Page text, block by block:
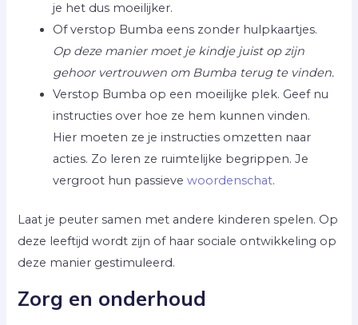
je het dus moeilijker.
Of verstop Bumba eens zonder hulpkaartjes.
Op deze manier moet je kindje juist op zijn
gehoor vertrouwen om Bumba terug te vinden.
Verstop Bumba op een moeilijke plek. Geef nu
instructies over hoe ze hem kunnen vinden.
Hier moeten ze je instructies omzetten naar
acties. Zo leren ze ruimtelijke begrippen. Je
vergroot hun passievewoordenschat.
Laat je peuter samen met andere kinderen spelen. Op
deze leeftijd wordt zijn of haar sociale ontwikkeling op
deze manier gestimuleerd.
Zorg en onderhoud